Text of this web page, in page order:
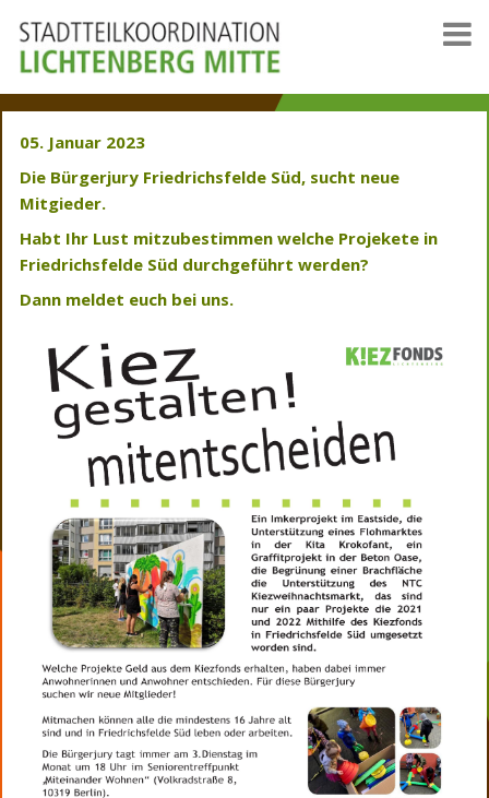
05. Januar 2023
Die Bürgerjury Friedrichsfelde Süd, sucht neue
Mitgieder.
Habt Ihr Lust mitzubestimmen welche Projekete in
Friedrichsfelde Süd durchgeführt werden?
Dann meldet euch bei uns.